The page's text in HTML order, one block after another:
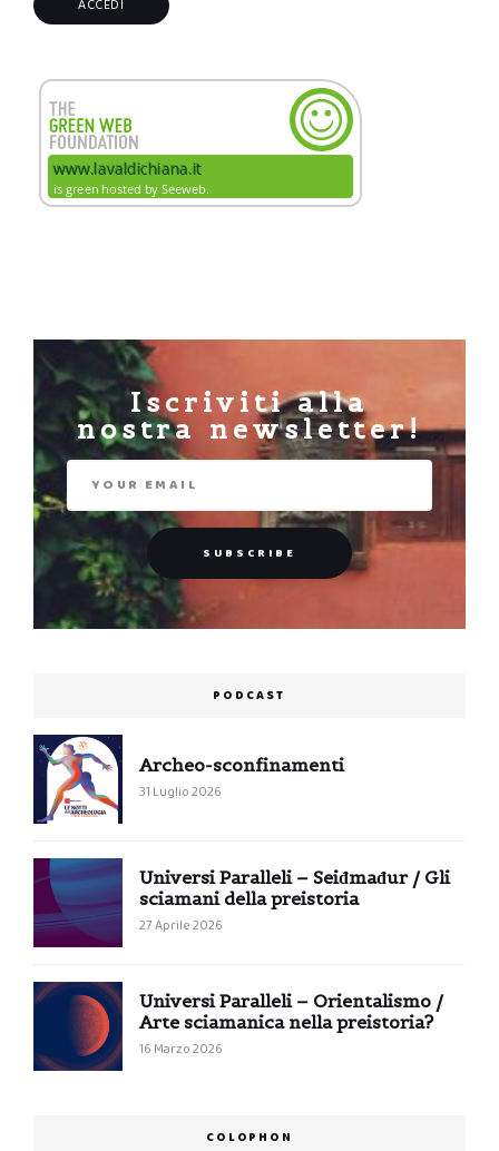
Iscriviti alla
nostra newsletter!
PODCAST
Archeo-sconfinamenti
31 Luglio 2026
Universi Paralleli – Seiđmađur / Gli
sciamani della preistoria
27 Aprile 2026
Universi Paralleli – Orientalismo /
Arte sciamanica nella preistoria?
16 Marzo 2026
COLOPHON